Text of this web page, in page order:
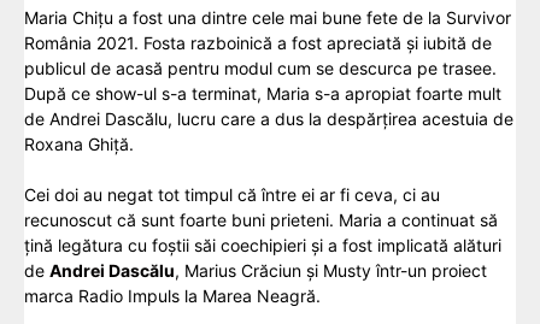
Maria Chițu a fost una dintre cele mai bune fete de la Survivor
România 2021. Fosta razboinică a fost apreciată și iubită de
publicul de acasă pentru modul cum se descurca pe trasee.
După ce show-ul s-a terminat, Maria s-a apropiat foarte mult
de Andrei Dascălu, lucru care a dus la despărțirea acestuia de
Roxana Ghiță.
Cei doi au negat tot timpul că între ei ar fi ceva, ci au
recunoscut că sunt foarte buni prieteni. Maria a continuat să
țină legătura cu foștii săi coechipieri și a fost implicată alături
de Andrei Dascălu, Marius Crăciun și Musty într-un proiect
marca Radio Impuls la Marea Neagră.